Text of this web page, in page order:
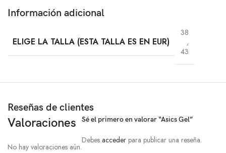
Información adicional
ELIGE LA TALLA (ESTA TALLA ES EN EUR)
38
,
43
Reseñas de clientes
Valoraciones
No hay valoraciones aún.
Sé el primero en valorar “Asics Gel”
Debesacceder para publicar una reseña.